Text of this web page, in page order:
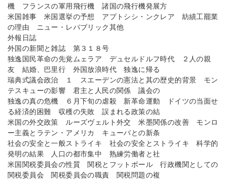
機 フランスの軍用飛行機 諸国の飛行機発展方
米国雑事 米国選挙の予想 アプトシシ・ンクレア 紡績工罷業
の理由 ニュー・レパブリック其他
外報日誌
外国の新聞と雑誌 第３１８号
独逸国民革命の先覚ムェラア デュセルドルフ時代 ２人の親
友 結婚、巴里行 外国放浪時代 独逸に帰る
瑞典式議会政治 １ スエーデンの憲法と其の歴史的背景 モン
テスキューの影響 君主と人民の関係 議会の
独逸の真の危機 ６月下旬の虐殺 新革命運動 ドイツの当面せ
る経済的困難 収穫の失敗 誤まれる政策の結
米国の外交政策 ルーズヴェルト外交 米墨関係の改善 モンロ
ー主義とラテン・アメリカ キューバとの新条
社会の安全と一般ストライキ 社会の安全とストライキ 科学的
発明の結果 人口の都市集中 熟練労働者と社
米国関税委員会の性質 関税とフットボール 行政機関としての
関税委員会 関税委員会の職責 関税問題の複